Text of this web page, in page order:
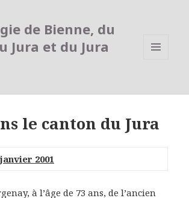
de Bienne, du
Jura et du Jura
le canton du Jura
2001
à l’âge de 73 ans, de l’ancien